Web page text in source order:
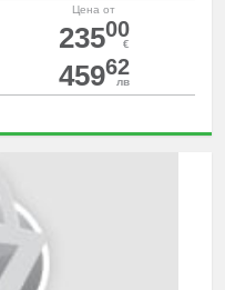
Цена от
23500
€
45962
лв